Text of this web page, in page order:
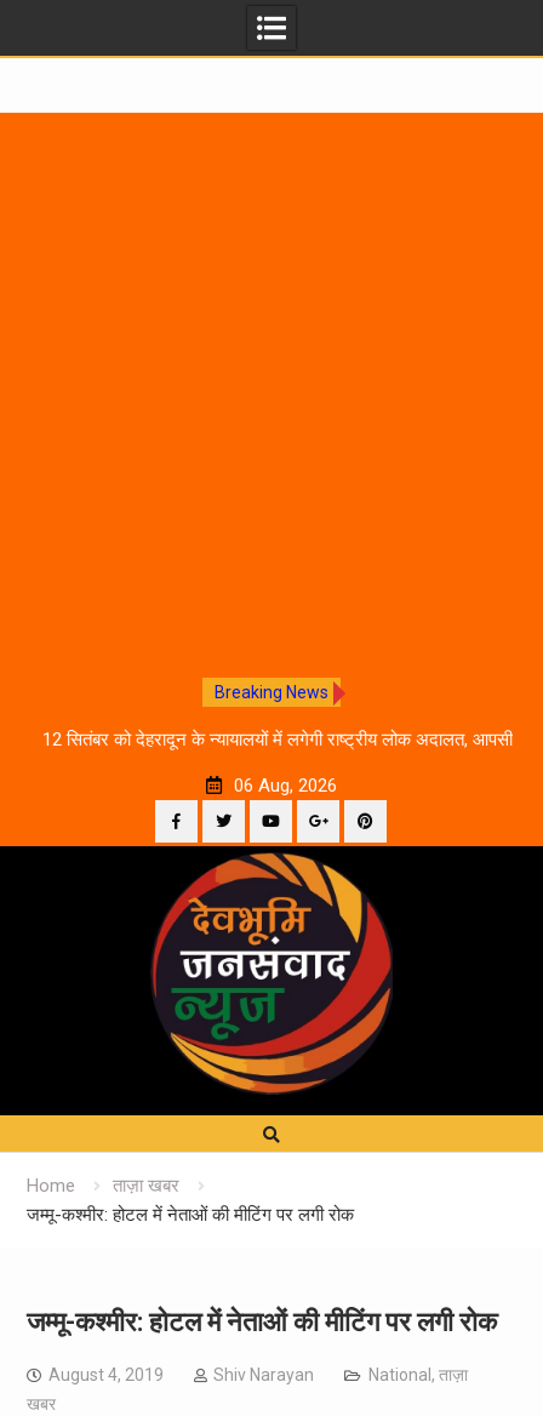
Breaking News
12 सितंबर को देहरादून के न्यायालयों में लगेगी राष्ट्रीय लोक अदालत, आपसी
06 Aug, 2026
Facebook
TwitterYouTubePlus
Google
Home
ताज़ा खबर
जम्मू-कश्मीर: होटल में नेताओं की मीटिंग पर लगी रोक
जम्मू-कश्मीर: होटल में नेताओं की मीटिंग पर लगी रोक
August 4, 2019 Shiv Narayan National, ताज़ा
खबर